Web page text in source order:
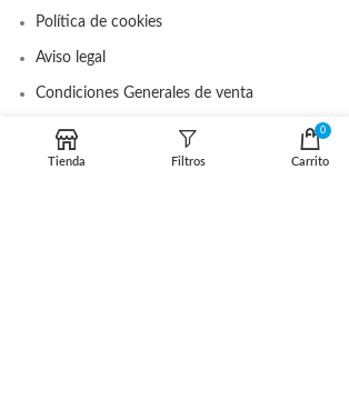
Política de cookies
Aviso legal
Condiciones Generales de venta
Tienda Filtros
0
Carrito